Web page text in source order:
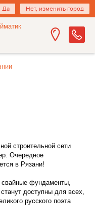
Да Нет, изменить город
строительной сети
Очередное
в Рязани!
свайные фундаменты,
доступны для всех,
русского поэта